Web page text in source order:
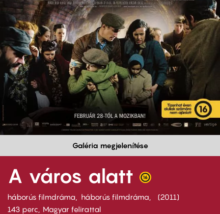
Galéria megjelenítése
A város alatt
háborús filmdráma háborús filmdráma
2011
143 perc,
Magyar felirattal